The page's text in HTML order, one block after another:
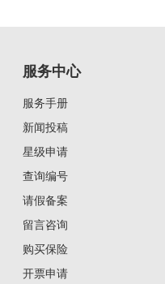
服务中心
服务手册
新闻投稿
星级申请
查询编号
请假备案
留言咨询
购买保险
开票申请